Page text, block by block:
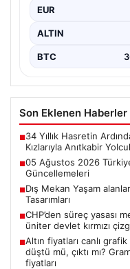
EUR
ALTIN
BTC
Son Eklenen Haberler
■34 Yıllık Hasretin
Kızlarıyla Anıtkabir
■05 Ağustos 2026
Güncellemeleri
■Dış Mekan Yaşam
Tasarımları
■CHP’den süreç yasası
üniter devlet kırmızı
■Altın fiyatları canlı
düştü mü, çıktı mı?
fiyatları